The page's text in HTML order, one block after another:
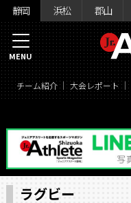
静岡 浜松 郡山
チーム紹介 大会レポート
MENU
ラグビー